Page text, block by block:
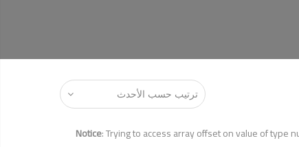
Notice: Trying to access array offset on value of type